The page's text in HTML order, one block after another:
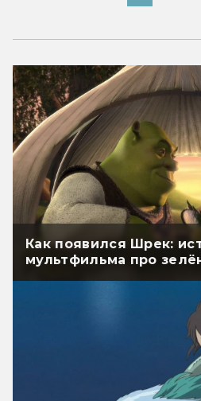
Как появился Шрек:
мультфильма про